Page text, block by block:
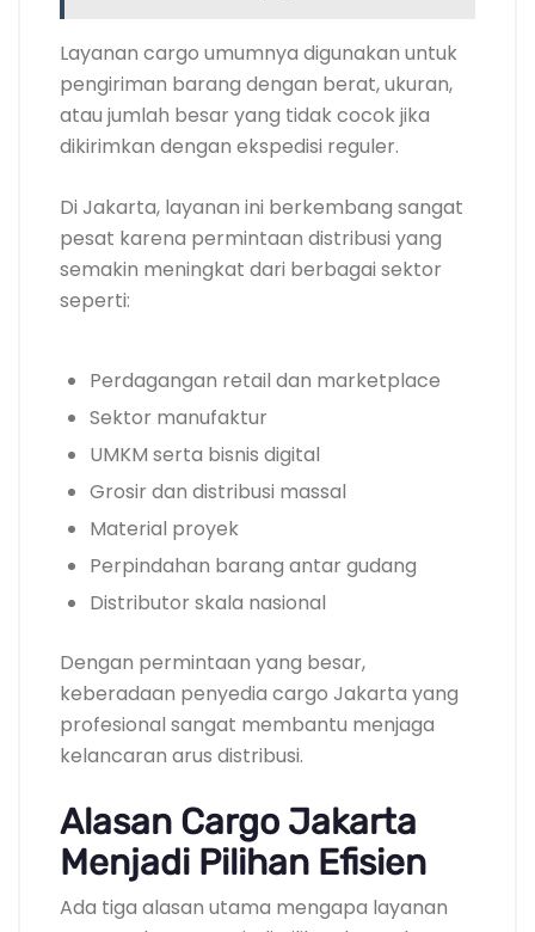
Layanan cargo umumnya digunakan untuk
pengiriman barang dengan berat, ukuran,
atau jumlah besar yang tidak cocok jika
dikirimkan dengan ekspedisi reguler.
Di Jakarta, layanan ini berkembang sangat
pesat karena permintaan distribusi yang
semakin meningkat dari berbagai sektor
seperti:
Perdagangan retail dan marketplace
Sektor manufaktur
UMKM serta bisnis digital
Grosir dan distribusi massal
Material proyek
Perpindahan barang antar gudang
Distributor skala nasional
Dengan permintaan yang besar,
keberadaan penyedia cargo Jakarta yang
profesional sangat membantu menjaga
kelancaran arus distribusi.
Alasan Cargo Jakarta
Menjadi Pilihan Efisien
Ada tiga alasan utama mengapa layanan